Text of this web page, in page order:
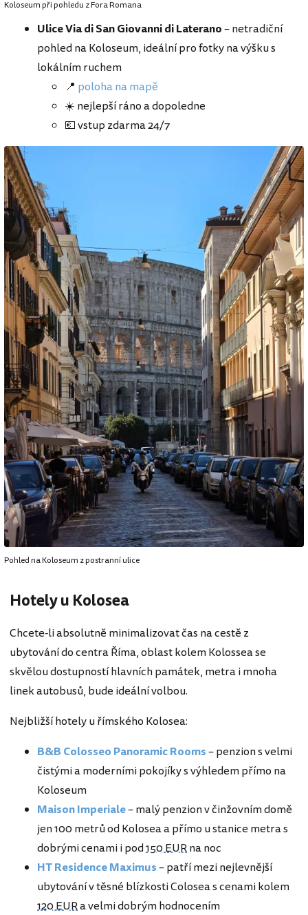
Koloseum při pohledu z Fora Romana
Ulice Via di San Giovanni di Laterano– netradiční
pohled na Koloseum, ideální pro fotky na výšku s
lokálním ruchem
📍 poloha na mapě
☀️ nejlepší ráno a dopoledne
💶 vstup zdarma 24/7
Pohled na Koloseum z postranní ulice
Hotely u Kolosea
Chcete-li absolutně minimalizovat čas na cestě z
ubytování do centra Říma, oblast kolem Kolossea se
skvělou dostupností hlavních památek, metra i mnoha
linek autobusů, bude ideální volbou.
Nejbližší hotely u římského Kolosea:
B&B Colosseo Panoramic Rooms– penzion s velmi
čistými a moderními pokojíky s výhledem přímo na
Koloseum
Maison Imperiale– malý penzion v činžovním domě
jen 100 metrů od Kolosea a přímo u stanice metra s
dobrými cenami i pod150 EURna noc
HT Residence Maximus– patří mezi nejlevnější
ubytování v těsné blízkosti Colosea s cenami kolem
120 EURa velmi dobrým hodnocením